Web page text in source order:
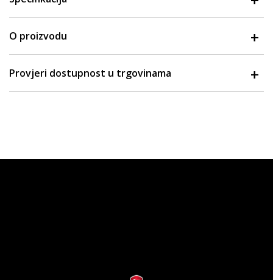
O proizvodu
Provjeri dostupnost u trgovinama